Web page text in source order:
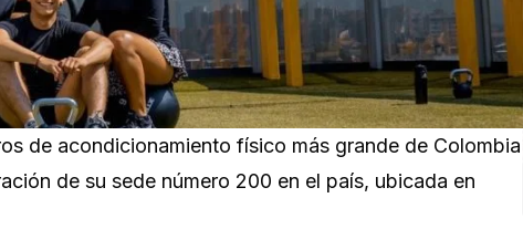
de acondicionamiento físico más grande de Colombia
de su sede número 200 en el país, ubicada en